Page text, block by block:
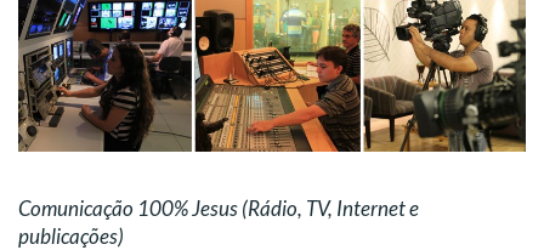
Comunicação 100% Jesus (Rádio, TV, Internet e
publicações)